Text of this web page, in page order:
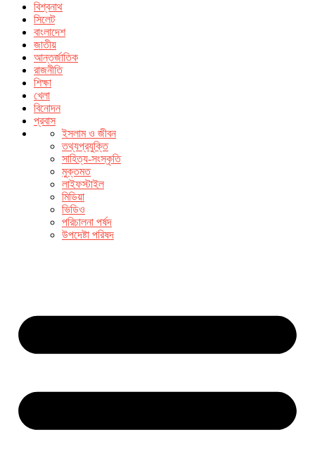
বিশ্বনাথ
সিলেট
বাংলাদেশ
জাতীয়
আন্তর্জাতিক
রাজনীতি
শিক্ষা
খেলা
বিনোদন
প্রবাস
ইসলাম ও জীবন
তথ্যপ্রযুক্তি
সাহিত্য-সংস্কৃতি
মুক্তমত
লাইফস্টাইল
মিডিয়া
ভিডিও
পরিচালনা পর্ষদ
উপদেষ্টা পরিষদ